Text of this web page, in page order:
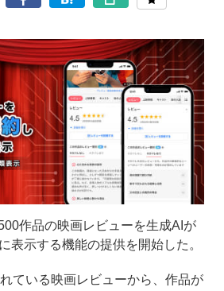
作品の映画レビューを生成AIが
表示する機能の提供を開始した。
ている映画レビューから、作品が